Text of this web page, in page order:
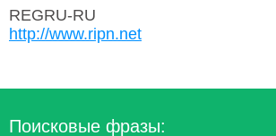
REGRU-RU
http://www.ripn.net
Поисковые фразы: